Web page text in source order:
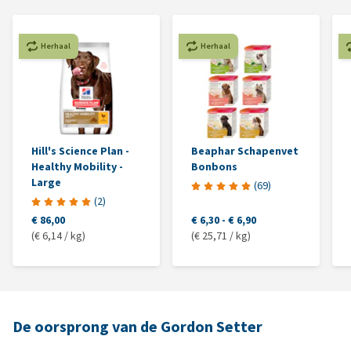
Herhaal
Hill's Science Plan -
Healthy Mobility -
Large
(2)
€ 86,00
(€ 6,14 / kg)
Herhaal
Beaphar Schapenvet
Bonbons
(69)
€ 6,30 - € 6,90
(€ 25,71 / kg)
De oorsprong van de Gordon Setter